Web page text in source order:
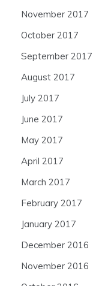
November 2017
October 2017
September 2017
August 2017
July 2017
June 2017
May 2017
April 2017
March 2017
February 2017
January 2017
December 2016
November 2016